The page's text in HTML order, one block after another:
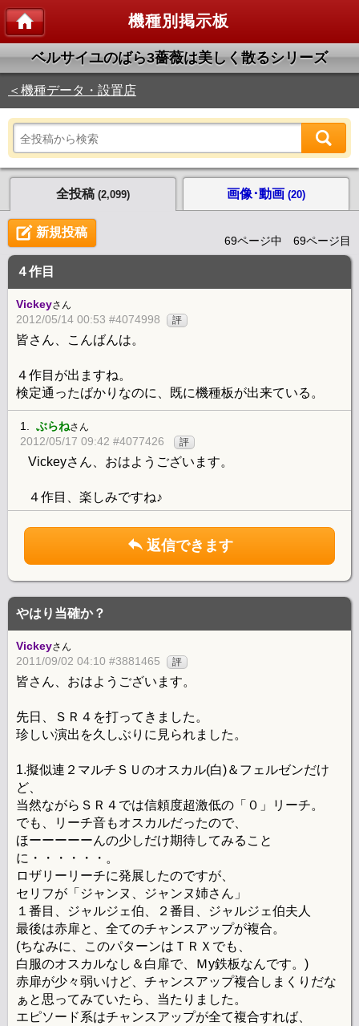
機種別掲示板
ベルサイユのばら3薔薇は美しく散るシリーズ
＜機種データ・設置店
全投稿 (2,099) 画像･動画 (20)
新規投稿
69ページ中 69ページ目
４作目
Vickeyさん
2012/05/14 00:53 #4074998 評
皆さん、こんばんは。
４作目が出ますね。
検定通ったばかりなのに、既に機種板が出来ている。
1. ぶらねさん
2012/05/17 09:42 #4077426 評
Vickeyさん、おはようございます。
４作目、楽しみですね♪
返信できます
やはり当確か？
Vickeyさん
2011/09/02 04:10 #3881465 評
皆さん、おはようございます。
先日、ＳＲ４を打ってきました。
珍しい演出を久しぶりに見られました。
1.擬似連２マルチＳＵのオスカル(白)＆フェルゼンだけ
ど、
当然ながらＳＲ４では信頼度超激低の「０」リーチ。
でも、リーチ音もオスカルだったので、
ほーーーーーんの少しだけ期待してみること
に・・・・・・。
ロザリーリーチに発展したのですが、
セリフが「ジャンヌ、ジャンヌ姉さん」
１番目、ジャルジェ伯、２番目、ジャルジェ伯夫人
最後は赤扉と、全てのチャンスアップが複合。
(ちなみに、このパターンはＴＲＸでも、
白服のオスカルなし＆白扉で、Ｍy鉄板なんです。)
赤扉が少々弱いけど、チャンスアップ複合しまくりだな
ぁと思ってみていたら、当たりました。
エピソード系はチャンスアップが全て複合すれば、